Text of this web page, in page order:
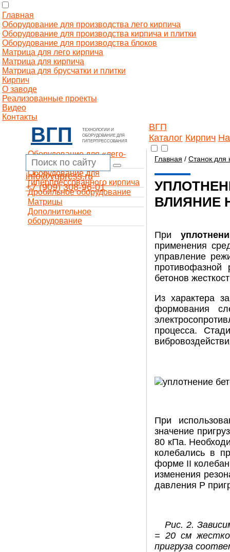
Главная
Оборудование для производства лего кирпича
Оборудование для производства кирпича и плитки
Оборудование для производства блоков
Матрица для лего кирпича
Матрица для кирпича
Матрица для брусчатки и плитки
Кирпич
О заводе
Реализованные проекты
Видео
Контакты
ВГП
ТЕХНОЛОГИИ И
ОБОРУДОВАНИЕ ДЛЯ
ГИПЕРПРЕССОВАНИЯ
ВГП
Каталог Кирпич
info@vgpress.ru
+7 (909) 308-96-01
Оборудование для «лего-
кирпича»
Оборудование для
гиперпрессованного кирпича
Дробильное оборудование
Матрицы
Дополнительное
оборудование
Главная / Станок для
ВЛИЯНИЕ
При
применения
управление
бетонов
Из характера
формования
процесса.
При
значение
80 кПа.
колебались в
форме II
изменения
давления Р
Рис. 2.
= 20 см
пригруза